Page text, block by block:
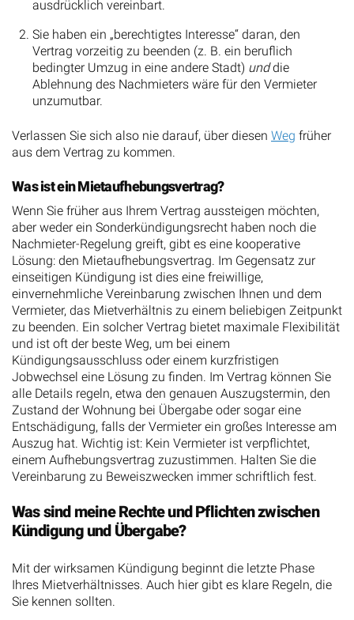
ausdrücklich vereinbart.
Sie haben ein „berechtigtes Interesse“ daran, den
Vertrag vorzeitig zu beenden (z. B. ein beruflich
bedingter Umzug in eine andere Stadt) unddie
Ablehnung des Nachmieters wäre für den Vermieter
unzumutbar.
Verlassen Sie sich also nie darauf, über diesen Weg früher
aus dem Vertrag zu kommen.
Was ist ein Mietaufhebungsvertrag?
Wenn Sie früher aus Ihrem Vertrag aussteigen möchten,
aber weder ein Sonderkündigungsrecht haben noch die
Nachmieter-Regelung greift, gibt es eine kooperative
Lösung: den Mietaufhebungsvertrag. Im Gegensatz zur
einseitigen Kündigung ist dies eine freiwillige,
einvernehmliche Vereinbarung zwischen Ihnen und dem
Vermieter, das Mietverhältnis zu einem beliebigen Zeitpunkt
zu beenden. Ein solcher Vertrag bietet maximale Flexibilität
und ist oft der beste Weg, um bei einem
Kündigungsausschluss oder einem kurzfristigen
Jobwechsel eine Lösung zu finden. Im Vertrag können Sie
alle Details regeln, etwa den genauen Auszugstermin, den
Zustand der Wohnung bei Übergabe oder sogar eine
Entschädigung, falls der Vermieter ein großes Interesse am
Auszug hat. Wichtig ist: Kein Vermieter ist verpflichtet,
einem Aufhebungsvertrag zuzustimmen. Halten Sie die
Vereinbarung zu Beweiszwecken immer schriftlich fest.
Was sind meine Rechte und Pflichten zwischen
Kündigung und Übergabe?
Mit der wirksamen Kündigung beginnt die letzte Phase
Ihres Mietverhältnisses. Auch hier gibt es klare Regeln, die
Sie kennen sollten.